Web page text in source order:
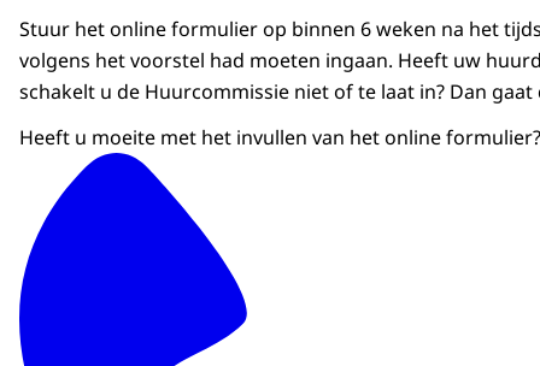
Stuur het online formulier op binnen 6 weken na het
volgens het voorstel had moeten ingaan. Heeft uw
schakelt u de Huurcommissie niet of te laat in? Dan
Heeft u moeite met het invullen van het online